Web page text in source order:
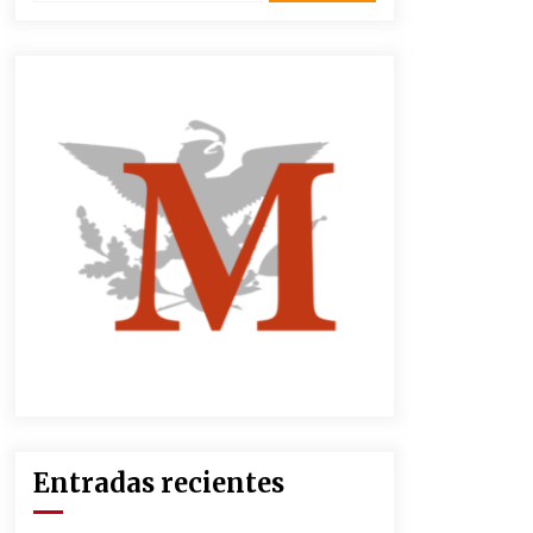
Zar antidrogas de EE.UU.: “vamos
por los políticos mexicanos que
protegen al narco”
2 meses atrás
México libraría posible arancel de
EE.UU. en 85% de sus exportaciones
Entradas recientes